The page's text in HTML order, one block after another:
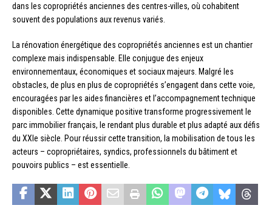
dans les copropriétés anciennes des centres-villes, où cohabitent
souvent des populations aux revenus variés.
La rénovation énergétique des copropriétés anciennes est un chantier
complexe mais indispensable. Elle conjugue des enjeux
environnementaux, économiques et sociaux majeurs. Malgré les
obstacles, de plus en plus de copropriétés s’engagent dans cette voie,
encouragées par les aides financières et l’accompagnement technique
disponibles. Cette dynamique positive transforme progressivement le
parc immobilier français, le rendant plus durable et plus adapté aux défis
du XXIe siècle. Pour réussir cette transition, la mobilisation de tous les
acteurs – copropriétaires, syndics, professionnels du bâtiment et
pouvoirs publics – est essentielle.